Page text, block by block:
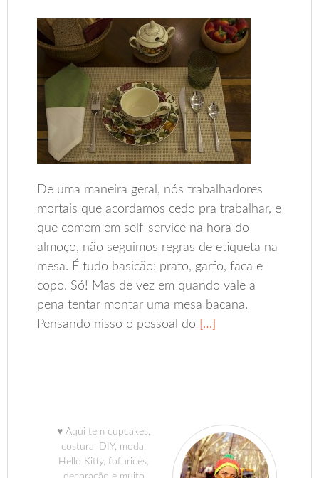
De uma maneira geral, nós trabalhadores
mortais que acordamos cedo pra trabalhar, e
que comem em self-service na hora do
almoço, não seguimos regras de etiqueta na
mesa. É tudo basicão: prato, garfo, faca e
copo. Só! Mas de vez em quando vale a
pena tentar montar uma mesa bacana.
Pensando nisso o pessoal do […]
♥ Aqui tem cupcakes,
costura, DIY, moda,
Hello Kitty, fofurices,